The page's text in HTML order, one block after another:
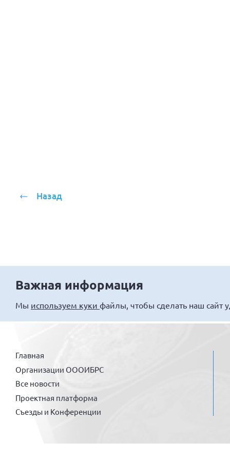
Назад
Важная информация
Мы используем куки файлы, чтобы сделать наш сайт
Главная
Организации ОООИБРС
Все новости
Проектная платформа
Съезды и Конференции